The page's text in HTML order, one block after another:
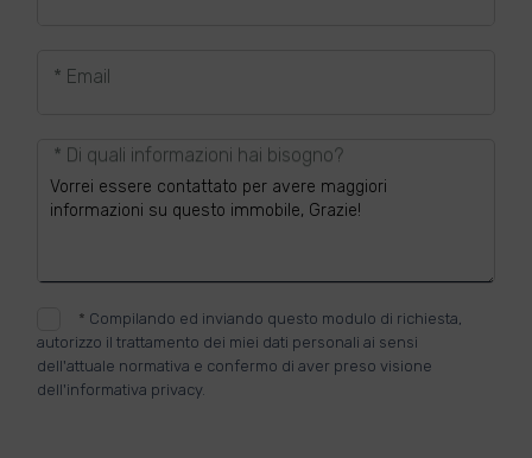
* Email
* Di quali informazioni hai bisogno?
* Compilando ed inviando questo modulo di richiesta,
autorizzo il trattamento dei miei dati personali ai sensi
dell'attuale normativa e confermo di aver preso visione
dell'informativa privacy.